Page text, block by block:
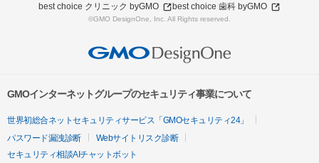
best choice クリニック byGMO
best choice 歯科 byGMO
©GMO DesignOne, Inc. All Rights reserved.
GMOインターネットグループのセキュリティ事業について
世界初総合ネットセキュリティサービス「GMOセキュリティ24」
パスワード漏洩診断
Webサイトリスク診断
セキュリティ相談AIチャットボット